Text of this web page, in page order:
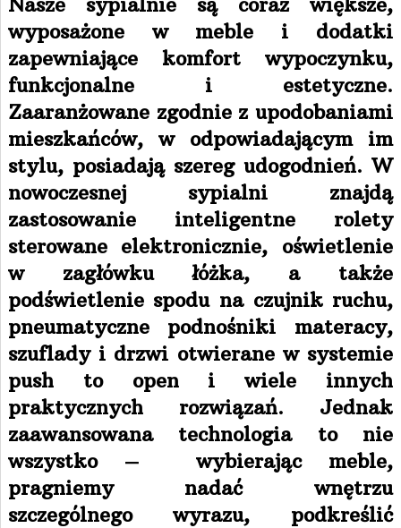
wyposażone w meble i dodatki
zapewniające komfort wypoczynku,
funkcjonalne i estetyczne.
Zaaranżowane zgodnie z upodobaniami
mieszkańców, w odpowiadającym im
stylu, posiadają szereg udogodnień. W
nowoczesnej sypialni znajdą
zastosowanie inteligentne rolety
sterowane elektronicznie, oświetlenie
w zagłówku łóżka, a także
podświetlenie spodu na czujnik ruchu,
pneumatyczne podnośniki materacy,
szuflady i drzwi otwierane w systemie
push to open i wiele innych
praktycznych rozwiązań. Jednak
zaawansowana technologia to nie
wszystko – wybierając meble,
pragniemy nadać wnętrzu
szczególnego wyrazu, podkreślić